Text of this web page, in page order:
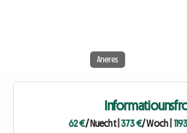
Aneres
62 €/ Nuecht|373 €/ Woch